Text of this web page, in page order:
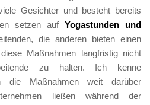
Gesichter und besteht bereits
setzen auf Yogastunden und
die anderen bieten einen
Maßnahmen langfristig nicht
zu halten. Ich kenne
die Maßnahmen weit darüber
ließen während der